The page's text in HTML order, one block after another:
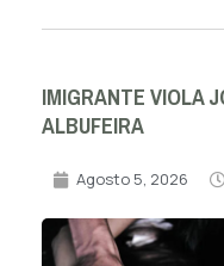
IMIGRANTE VIOLA
ALBUFEIRA
Agosto 5, 2026